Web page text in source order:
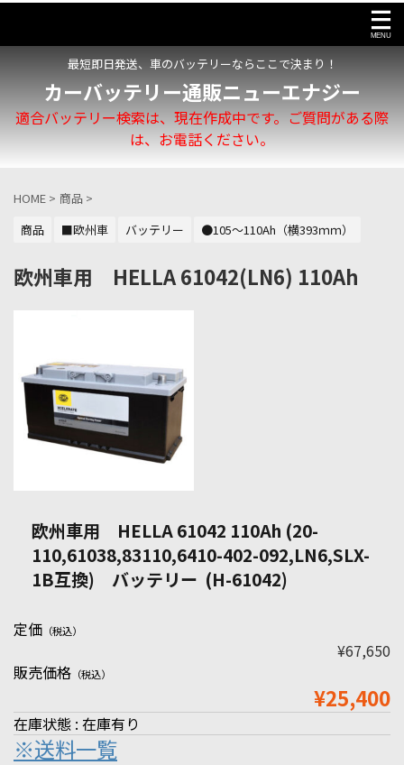
最短即日発送、車のバッテリーならここで決まり！
カーバッテリー通販ニューエナジー
適合バッテリー検索は、現在作成中です。ご質問がある際
は、お電話ください。
HOME > 商品 >
商品
■欧州車 バッテリー ●105～110Ah（横393ｍｍ）
欧州車用 HELLA 61042(LN6) 110Ah
欧州車用 HELLA 61042 110Ah (20-
110,61038,83110,6410-402-092,LN6,SLX-
1B互換) バッテリー (H-61042)
定価 （税込）
¥67,650
販売価格 （税込）
¥25,400
在庫状態 : 在庫有り
※送料一覧